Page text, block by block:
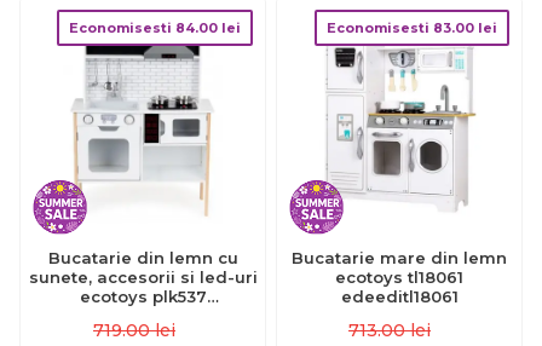
Economisesti 84.00 lei
Bucatarie din lemn cu
sunete, accesorii si led-uri
ecotoys plk537
719.00 lei
Economisesti 83.00 lei
Bucatarie mare din lemn
ecotoys tl18061
edeeditl18061
713.00 lei